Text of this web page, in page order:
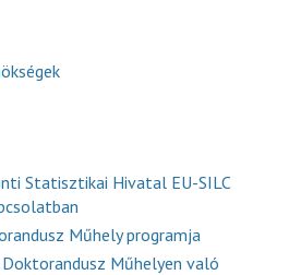
Statisztikai Hivatal EU-SILC
Műhely programja
Doktorandusz Műhelyen való